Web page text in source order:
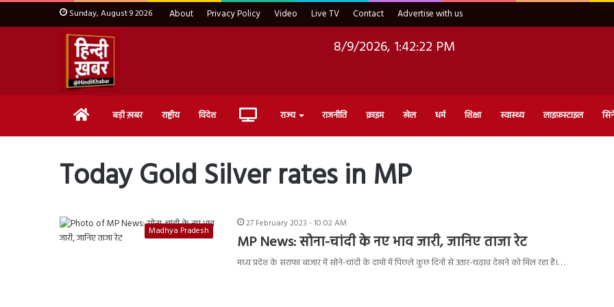
Sunday, August 9 2026 About Privacy Policy Video Live TV Contact Advertise with us
8/9/2026, 1:42:23 PM
Home बड़ी ख़बर राष्ट्रीय विदेश Live राज्य राजनीति क्राइम खेल धर्म शिक्षा स्वास्थ्य लाइफ़स्टाइल
Today Gold Silver rates in MP
Madhya Pradesh
27 February 2023 - 10:02 AM
MP News: सोना-चांदी के नए भाव जारी, जानिए ताजा रेट
मध्य प्रदेश के सराफा बाजार में सोने-चांदी के दामों में पिछले कुछ दिनों से उतार-चढ़ाव देखने को मिल रहा है।…